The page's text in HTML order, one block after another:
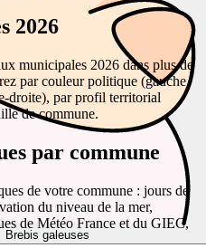
Brebis galeuses
2026
municipales 2026 dans plus de
par couleur politique (gauche,
droite), par profil territorial
de commune.
par commune
de votre commune : jours de
du niveau de la mer,
de Météo France et du GIEC,